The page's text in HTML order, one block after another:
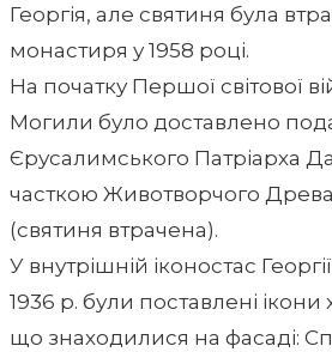
Георгія, але святиня була
монастиря у 1958 році.
На початку Першої світової
Могили було доставлено
Єрусалимського Патріарха
часткою Животворчого
(святиня втрачена).
У внутрішній іконостас
1936 р. були поставлені ікони
що знаходилися на фасаді: